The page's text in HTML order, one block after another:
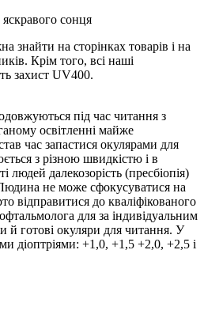
сонця
знайти на сторінках товарів і на
Крім того, всі наші
захист UV400.
під час читання з
освітленні майже
час запастися окулярами для
з різною швидкістю і в
людей далекозорість (пресбіопія)
не може сфокусуватися на
відправитися до кваліфікованого
для за індивідуальним
готові окуляри для читання. У
діоптріями: +1,0, +1,5 +2,0, +2,5 і